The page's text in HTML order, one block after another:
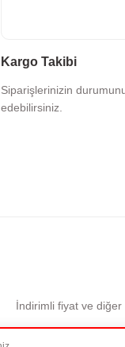
Kargo Takibi
Siparişlerinizin
edebilirsiniz.
İndirimli fiyat ve diğer